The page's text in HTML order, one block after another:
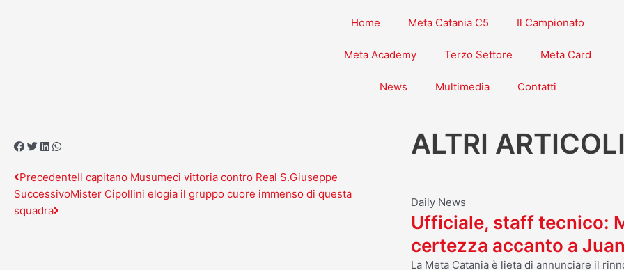
Home Meta Catania C5 Il Campionato
Meta Academy Terzo Settore Meta Card
News Multimedia Contatti
Precedente
PrecedenteIl capitano Musumeci vittoria contro Real S.Giuseppe
SuccessivoMister Cipollini elogia il gruppo cuore immenso di questa
squadra
Successivo
ALTRI ARTICOLI
Daily News
Ufficiale, staff tecnico:
certezza accanto a
La Meta Catania è lieta di annunciare il